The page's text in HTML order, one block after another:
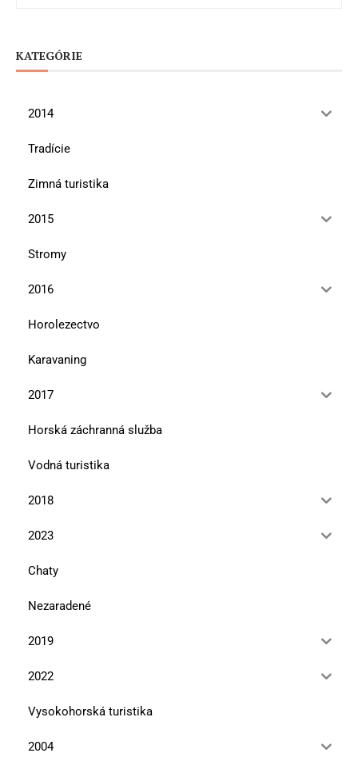
KATEGÓRIE
2014
Tradície
Zimná turistika
2015
Stromy
2016
Horolezectvo
Karavaning
2017
Horská záchranná služba
Vodná turistika
2018
2023
Chaty
Nezaradené
2019
2022
Vysokohorská turistika
2004